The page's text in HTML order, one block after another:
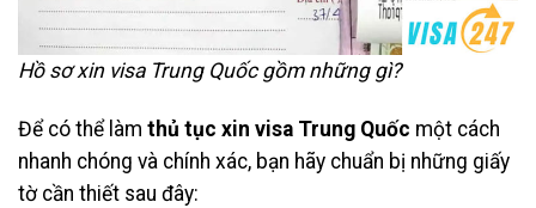
Hồ sơ xin visa Trung Quốc gồm những gì?
Để có thể làm thủ tục xin visa Trung Quốc một cách
nhanh chóng và chính xác, bạn hãy chuẩn bị những giấy
tờ cần thiết sau đây: